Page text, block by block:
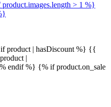
> 1 %}
product | hasDiscount %} {{
|
endif %} {% if product.on_sale